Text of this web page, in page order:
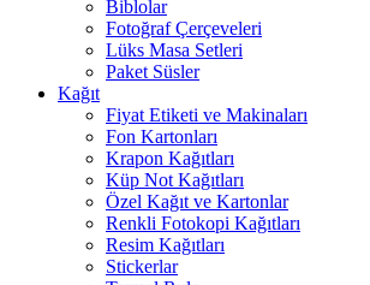
Biblolar
Fotoğraf Çerçeveleri
Lüks Masa Setleri
Paket Süsler
Kağıt
Fiyat Etiketi ve Makinaları
Fon Kartonları
Krapon Kağıtları
Küp Not Kağıtları
Özel Kağıt ve Kartonlar
Renkli Fotokopi Kağıtları
Resim Kağıtları
Stickerlar